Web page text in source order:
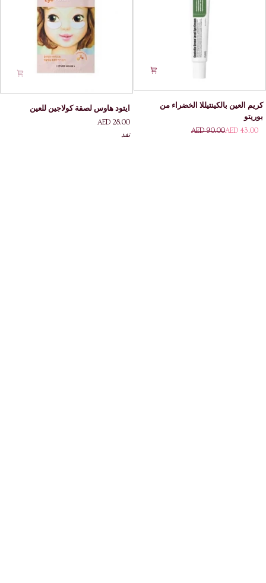
كريم
العين
بالكينتيللا
الخضراء
كريم العين بالكينتيللا الخضراء من
بوريتو
AED 43.00
AED 90.00
ايتود
هاوس
لصقة
كولاجين
ايتود هاوس لصقة كولاجين للعين
AED 28.00
نفذ